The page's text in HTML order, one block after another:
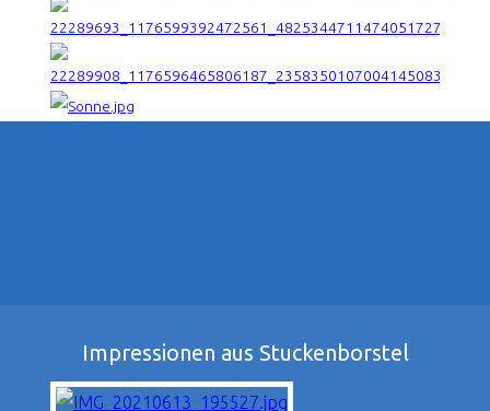
Impressionen aus Stuckenborstel